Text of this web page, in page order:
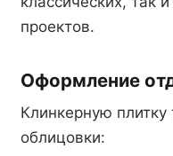
проектов.
Оформление
Клинкерную
облицовки: